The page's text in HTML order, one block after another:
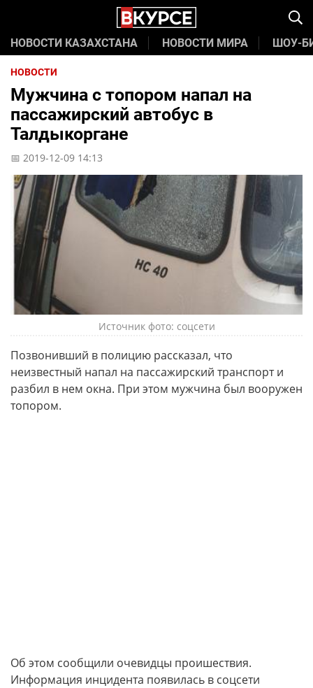
НОВОСТИ КАЗАХСТАНА НОВОСТИ МИРА ШОУ-
НОВОСТИ
Мужчина с топором напал на
пассажирский автобус в
Талдыкоргане
📅 2019-12-09 14:13
Источник фото: cоцсети
Позвонивший в полицию рассказал, что
неизвестный напал на пассажирский транспорт и
разбил в нем окна. При этом мужчина был вооружен
топором.
Об этом сообщили очевидцы проишествия.
Информация инцидента появилась в соцсети